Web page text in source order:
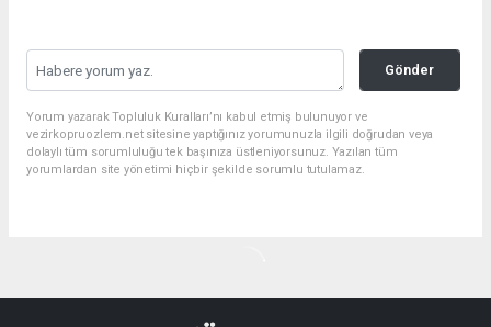
Gönder
Yorum yazarak Topluluk Kuralları’nı kabul etmiş bulunuyor ve
vezirkopruozlem.net sitesine yaptığınız yorumunuzla ilgili doğrudan veya
dolaylı tüm sorumluluğu tek başınıza üstleniyorsunuz. Yazılan tüm
yorumlardan site yönetimi hiçbir şekilde sorumlu tutulamaz.